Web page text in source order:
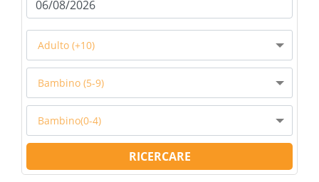
Adulto (+10)
Bambino (5-9)
Bambino(0-4)
RICERCARE